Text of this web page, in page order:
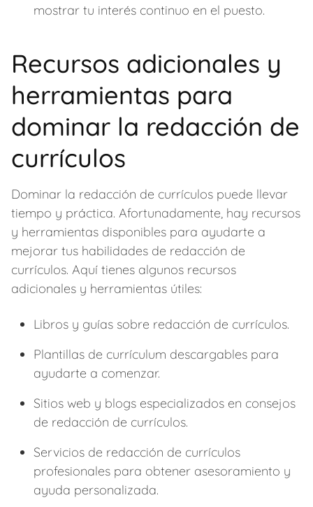
mostrar tu interés continuo en el puesto.
Recursos adicionales y
herramientas para
dominar la redacción de
currículos
Dominar la redacción de currículos puede llevar
tiempo y práctica. Afortunadamente, hay recursos
y herramientas disponibles para ayudarte a
mejorar tus habilidades de redacción de
currículos. Aquí tienes algunos recursos
adicionales y herramientas útiles:
Libros y guías sobre redacción de currículos.
Plantillas de currículum descargables para
ayudarte a comenzar.
Sitios web y blogs especializados en consejos
de redacción de currículos.
Servicios de redacción de currículos
profesionales para obtener asesoramiento y
ayuda personalizada.